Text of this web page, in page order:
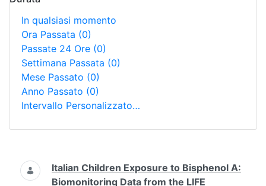
In qualsiasi momento
Ora Passata (0)
Passate 24 Ore (0)
Settimana Passata (0)
Mese Passato (0)
Anno Passato (0)
Intervallo Personalizzato…
Ricerca
Italian Children Exposure to Bisphenol A:
Biomonitoring Data from the LIFE